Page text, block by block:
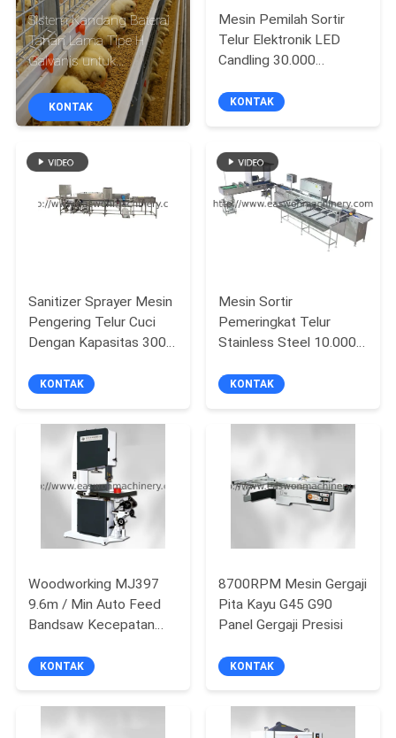
KUALITAS
HUBUNGI
KAMI
BERITA
PERMINTAAN
SITEMAP
PRIVACY
POLICY
Sistem Kandang Baterai
Tahan Lama Tipe H
Galvanis untuk
Peternakan Unggas
KONTAK
Mesin Pemilah Sortir
Telur Elektronik LED
Candling 30.000
KONTAK
Sanitizer Sprayer Mesin
Pengering Telur Cuci
Dengan Kapasitas 3000
KONTAK
Mesin Sortir
Pemeringkat Telur
Stainless Steel 10.000
KONTAK
Woodworking MJ397
9.6m / Min Auto Feed
Bandsaw Kecepatan
KONTAK
8700RPM Mesin Gergaji
Pita Kayu G45 G90
Panel Gergaji Presisi
KONTAK